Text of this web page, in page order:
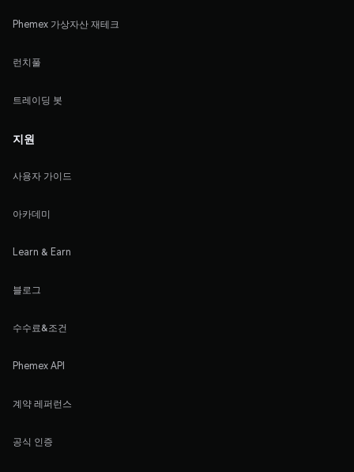
Phemex 가상자산 재테크
런치풀
트레이딩 봇
지원
사용자 가이드
아카데미
Learn & Earn
블로그
수수료&조건
Phemex API
계약 레퍼런스
공식 인증